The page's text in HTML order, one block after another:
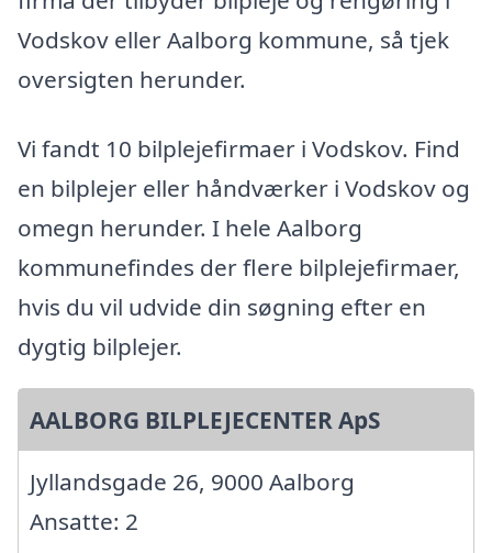
Vodskov eller Aalborg kommune, så tjek
oversigten herunder.
Vi fandt 10 bilplejefirmaer i Vodskov. Find
en bilplejer eller håndværker i Vodskov og
omegn herunder. I hele Aalborg
kommunefindes der flere bilplejefirmaer,
hvis du vil udvide din søgning efter en
dygtig bilplejer.
AALBORG BILPLEJECENTER ApS
Jyllandsgade 26, 9000 Aalborg
Ansatte: 2